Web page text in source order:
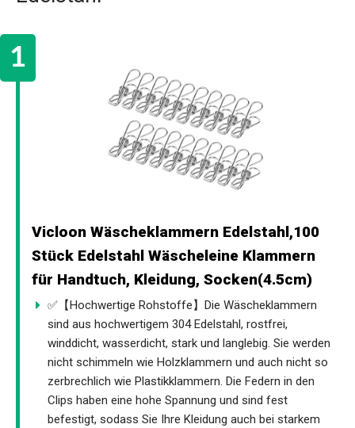
Vicloon Wäscheklammern Edelstahl,100
Stück Edelstahl Wäscheleine Klammern
für Handtuch, Kleidung, Socken(4.5cm)
✅【Hochwertige Rohstoffe】Die Wäscheklammern
sind aus hochwertigem 304 Edelstahl, rostfrei,
winddicht, wasserdicht, stark und langlebig. Sie werden
nicht schimmeln wie Holzklammern und auch nicht so
zerbrechlich wie Plastikklammern. Die Federn in den
Clips haben eine hohe Spannung und sind fest
befestigt, sodass Sie Ihre Kleidung auch bei starkem